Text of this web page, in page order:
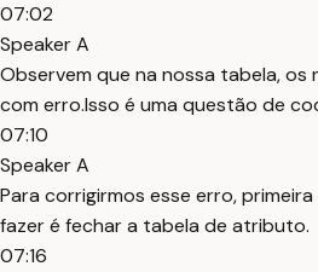
07:02
Speaker A
Observem que na nossa tabela, os
com erro.Isso é uma questão de
07:10
Speaker A
Para corrigirmos esse erro,
fazer é fechar a tabela de atributo.
07:16